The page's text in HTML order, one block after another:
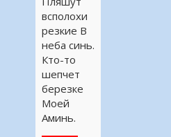
всполохи
резкие В
неба синь.
Кто-то
шепчет
березке
Моей
Аминь.